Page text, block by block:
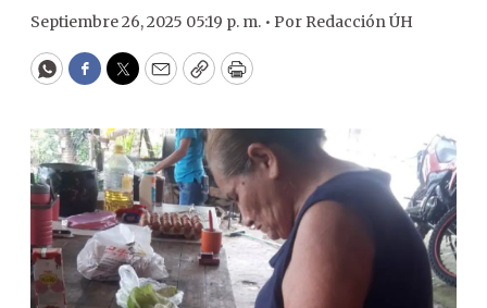
Septiembre 26, 2025 05:19 p. m. • Por Redacción ÚH
WhatsApp
Facebook
Twitter
EmailCopyPrint